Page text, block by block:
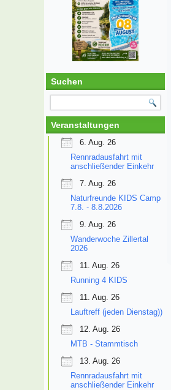
Suchen
Veranstaltungen
6. Aug. 26
Rennradausfahrt mit
anschließender Einkehr
7. Aug. 26
Naturfreunde KIDS Camp
7.8. - 8.8.2026
9. Aug. 26
Wanderwoche Zillertal
2026
11. Aug. 26
Running 4 KIDS
11. Aug. 26
Lauftreff (jeden Dienstag))
12. Aug. 26
MTB - Stammtisch
13. Aug. 26
Rennradausfahrt mit
anschließender Einkehr